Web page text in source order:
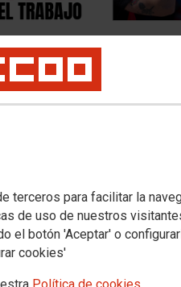
terceros para facilitar la
de uso de nuestros
el botón 'Aceptar' o
cookies'
Tu sindicato
personal